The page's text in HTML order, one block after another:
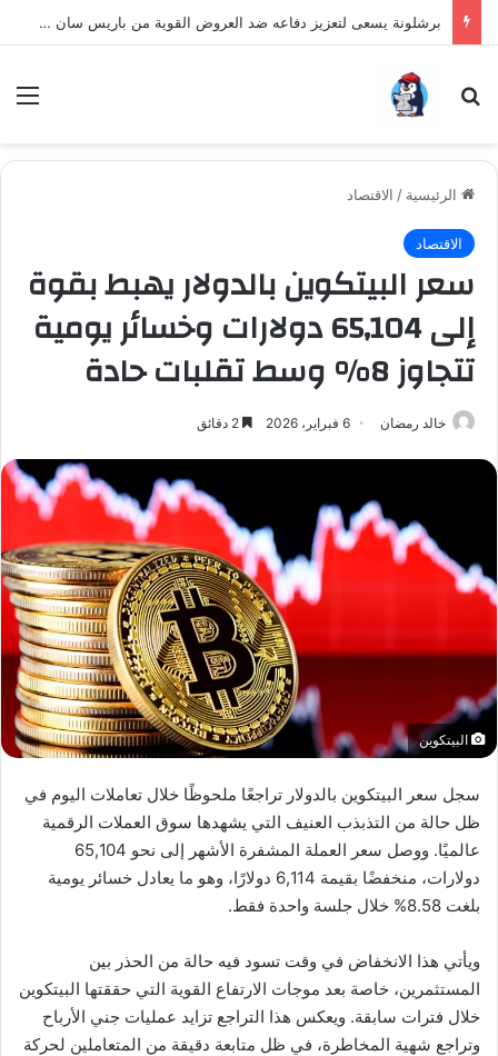
برشلونة يسعى لتعزيز دفاعه ضد العروض القوية من باريس سان جيرمان لنجم الأرجنتين
بحث عن
الرئيسية / الاقتصاد
الاقتصاد
سعر البيتكوين بالدولار يهبط بقوة
إلى 65,104 دولارات وخسائر يومية
تتجاوز 8% وسط تقلبات حادة
خالد رمضان 6 فبراير، 2026
البيتكوين
سجل سعر البيتكوين بالدولار تراجعًا ملحوظًا خلال تعاملات اليوم في
ظل حالة من التذبذب العنيف التي يشهدها سوق العملات الرقمية
عالميًا. ووصل سعر العملة المشفرة الأشهر إلى نحو 65,104
دولارات، منخفضًا بقيمة 6,114 دولارًا، وهو ما يعادل خسائر يومية
بلغت 8.58% خلال جلسة واحدة فقط.
ويأتي هذا الانخفاض في وقت تسود فيه حالة من الحذر بين
المستثمرين، خاصة بعد موجات الارتفاع القوية التي حققتها البيتكوين
خلال فترات سابقة. ويعكس هذا التراجع تزايد عمليات جني الأرباح
وتراجع شهية المخاطرة، في ظل متابعة دقيقة من المتعاملين لحركة